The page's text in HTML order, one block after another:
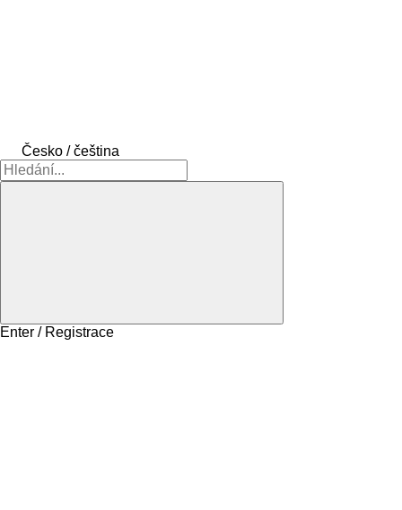
Česko / čeština
Enter / Registrace